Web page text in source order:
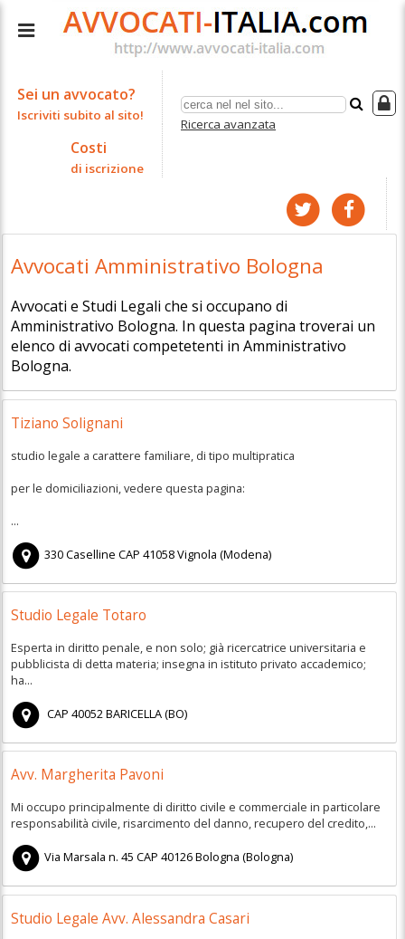
Ricerca avanzata
Sei un avvocato?
Iscriviti subito al sito!
Costi
di iscrizione
Avvocati Amministrativo Bologna
Avvocati e Studi Legali che si occupano di
Amministrativo Bologna. In questa pagina troverai un
elenco di avvocati competetenti in Amministrativo
Bologna.
Tiziano Solignani
studio legale a carattere familiare, di tipo multipratica
per le domiciliazioni, vedere questa pagina:
...
330 Caselline CAP41058Vignola (Modena)
Studio Legale Totaro
Esperta in diritto penale, e non solo; già ricercatrice universitaria e
pubblicista di detta materia; insegna in istituto privato accademico;
ha...
CAP40052BARICELLA(BO)
Avv. Margherita Pavoni
Mi occupo principalmente di diritto civile e commerciale in particolare
responsabilità civile, risarcimento del danno, recupero del credito,...
Via Marsala n. 45 CAP40126Bologna (Bologna)
Studio Legale Avv. Alessandra Casari